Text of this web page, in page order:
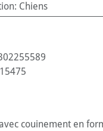
: Chiens
15475
couinement en